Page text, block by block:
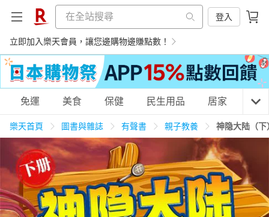
登入
立即加入樂天會員，讓您邊購物邊賺點數！
購物網分類
天天免運 美食蛋糕 養生保健 民生用品
居家生活 3C家電 運動休閒 親子玩具
免運 美食 保健 民生用品 居家 3C
樂天首頁 圖書與雜誌 有聲書 親子教養 神隐大陆（